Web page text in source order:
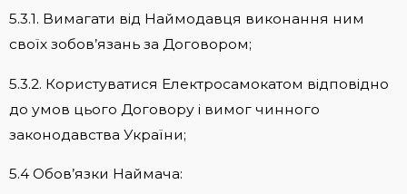
5.3.1. Вимагати від Наймодавця виконання ним
своїх зобов’язань за Договором;
5.3.2. Користуватися Електросамокатом відповідно
до умов цього Договору і вимог чинного
законодавства України;
5.4 Обов’язки Наймача: